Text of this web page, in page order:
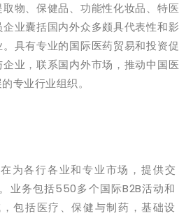
物、保健品、功能性化妆品、特医
业囊括国内外众多颇具代表性和影
具有专业的国际医药贸易和投资促
业，联系国内外市场，推动中国医
专业行业组织。
为各行各业和专业市场，提供交
业务包括550多个国际B2B活动和
包括医疗、保健与制药，基础设